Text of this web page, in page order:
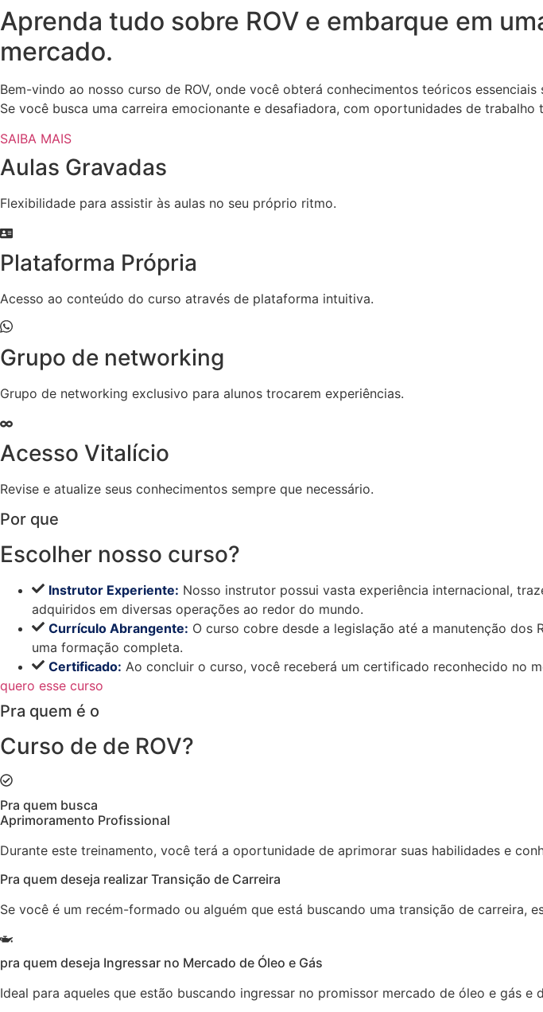
Aprenda tudo sobre ROV e embarque em
mercado.
Bem-vindo ao nosso curso de ROV, onde você obterá conhecimentos teóricos
Se você busca uma carreira emocionante e desafiadora, com oportunidades de
SAIBA MAIS
Aulas Gravadas
Flexibilidade para assistir às aulas no seu próprio ritmo.
Plataforma Própria
Acesso ao conteúdo do curso através de plataforma intuitiva.
Grupo de networking
Grupo de networking exclusivo para alunos trocarem experiências.
Acesso Vitalício
Revise e atualize seus conhecimentos sempre que necessário.
Por que
Escolher nosso curso?
Instrutor Experiente: Nosso instrutor possui vasta experiência internacional,
adquiridos em diversas operações ao redor do mundo.
Currículo Abrangente: O curso cobre desde a legislação até a manutenção dos
uma formação completa.
Certificado: Ao concluir o curso, você receberá um certificado reconhecido no
quero esse curso
Pra quem é o
Curso de de ROV?
Pra quem busca
Aprimoramento Profissional
Durante este treinamento, você terá a oportunidade de aprimorar suas habilidades e
Pra quem deseja realizar Transição de Carreira
Se você é um recém-formado ou alguém que está buscando uma transição de carreira,
pra quem deseja Ingressar no Mercado de Óleo e Gás
Ideal para aqueles que estão buscando ingressar no promissor mercado de óleo e gás